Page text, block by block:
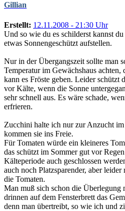
Gillian
Erstellt: 12.11.2008 - 21:30 Uhr
Und so wie du es schilderst kannst
etwas Sonnengeschützt aufstellen.
Nur in der Übergangszeit sollte man
Temperatur im Gewächshaus achten,
kann es Fröste geben. Leider schützt
vor Kälte, wenn die Sonne
sehr schnell aus. Es wäre schade,
erfrieren.
Zucchini halte ich nur zur Anzucht im
kommen sie ins Freie.
Für Tomaten würde ein kleineres
das schützt im Sommer gut vor
Kälteperiode auch geschlossen
auch noch Platzsparender, aber
die Tomaten.
Man muß sich schon die Überlegung
drinnen auf dem Fensterbrett das
denn man übertreibt, so wie ich und